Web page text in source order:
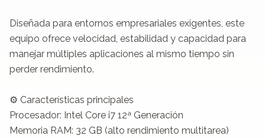
Diseñada para entornos empresariales exigentes, este
equipo ofrece velocidad, estabilidad y capacidad para
manejar múltiples aplicaciones al mismo tiempo sin
perder rendimiento.
⚙️ Características principales
Procesador: Intel Core i7 12ª Generación
Memoria RAM: 32 GB (alto rendimiento multitarea)